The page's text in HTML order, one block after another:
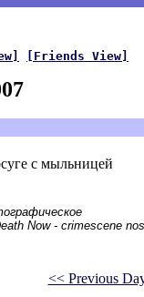
[Friends View]
с мыльницей
Now - crimescene
<< Previous